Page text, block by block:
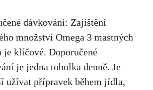
dávkování: Zajištění
množství Omega 3 mastných
je klíčové. Doporučené
je jedna tobolka denně. Je
užívat přípravek během jídla,